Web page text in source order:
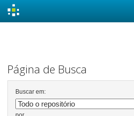
Página de Busca
Buscar em: